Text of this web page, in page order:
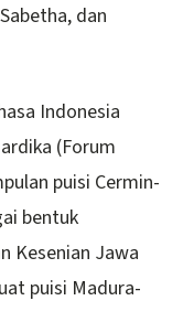
dan
Indonesia
(Forum
puisi Cermin-
bentuk
Kesenian Jawa
puisi Madura-